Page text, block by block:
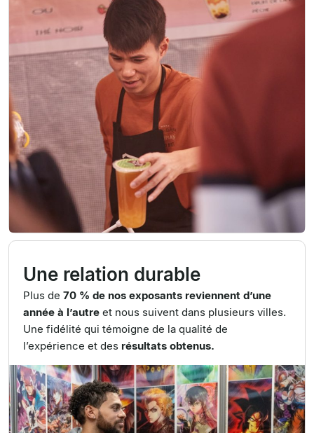
Une relation durable
Plus de 70 % de nos exposants reviennent d’une
année à l’autre et nous suivent dans plusieurs villes.
Une fidélité qui témoigne de la qualité de
l’expérience et des résultats obtenus.